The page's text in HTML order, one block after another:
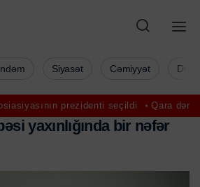
seçildi Qara dənizdə Türkiyə
Siyasət Cəmiyyət
əsi yaxınlığında bir nəfər